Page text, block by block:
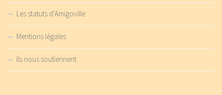
Les statuts d’Amigoville
Mentions légales
Ils nous soutiennent